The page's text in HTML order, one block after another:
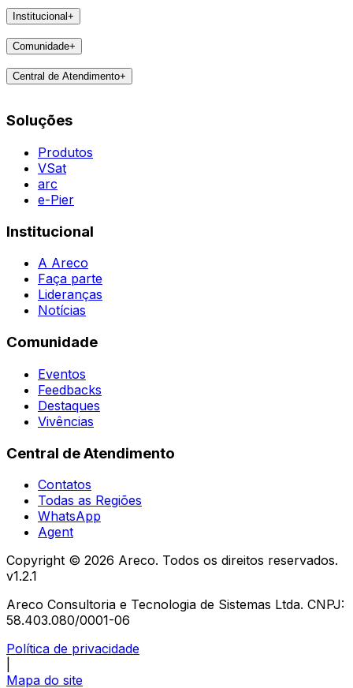
Produtos
arc
Institucional+
A Areco
Lideranças
Comunidade+
Eventos
Vivências
Central de Atendimento+
Todas as Regiões
Agent
Soluções
Produtos
VSat
arc
e-Pier
Institucional
A Areco
Faça parte
Lideranças
Notícias
Comunidade
Eventos
Feedbacks
Destaques
Vivências
Central de Atendimento
Contatos
Todas as Regiões
WhatsApp
Agent
Copyright © 2026 Areco. Todos os direitos reservados.
v1.2.1
Areco Consultoria e Tecnologia de Sistemas Ltda. CNPJ:
58.403.080/0001-06
Política de privacidade
Mapa do site